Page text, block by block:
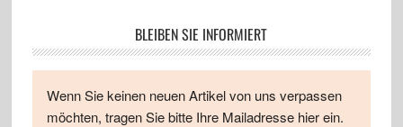
BLEIBEN SIE INFORMIERT
Wenn Sie keinen neuen Artikel von uns verpassen
möchten, tragen Sie bitte Ihre Mailadresse hier ein.